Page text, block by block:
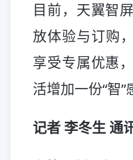
目前，天翼智
放体验与订购
享受专属优惠
活增加一份“智”
记者 李冬生 通